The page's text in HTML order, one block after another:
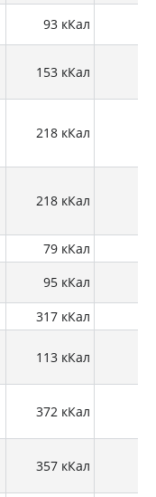
93 кКал
153 кКал
218 кКал
218 кКал
79 кКал
95 кКал
317 кКал
113 кКал
372 кКал
357 кКал